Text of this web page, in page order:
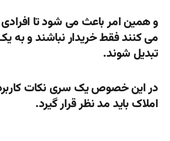
و همین امر باعث می شود تا افرادی
می کنند فقط خریدار نباشند و به
تبدیل شوند.
در این خصوص یک سری نکات
املاک باید مد نظر قرار گیرد.